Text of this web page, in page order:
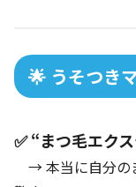
🌟 うそつき
✅ “まつ毛エク
→ 本当に自分の